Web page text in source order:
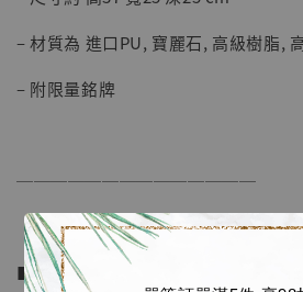
– 材質為 進口PU, 寶麗石, 高級樹脂,
– 附限量銘牌
──────────────
■ 販售資訊：